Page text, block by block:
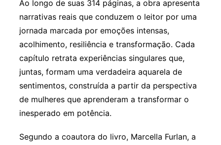
Ao longo de suas 314 páginas, a obra apresenta
narrativas reais que conduzem o leitor por uma
jornada marcada por emoções intensas,
acolhimento, resiliência e transformação. Cada
capítulo retrata experiências singulares que,
juntas, formam uma verdadeira aquarela de
sentimentos, construída a partir da perspectiva
de mulheres que aprenderam a transformar o
inesperado em potência.
Segundo a coautora do livro, Marcella Furlan, a